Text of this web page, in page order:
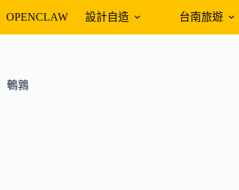
OPENCLAW 設計自造 台南旅遊
鵪鶉